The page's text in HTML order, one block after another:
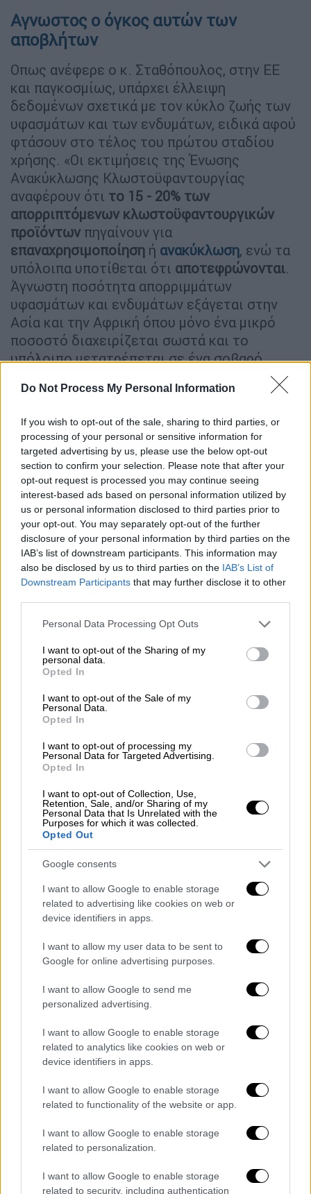
Do Not Process My Personal Information
If you wish to opt-out of the sale, sharing to third parties, or
processing of your personal or sensitive information for
targeted advertising by us, please use the below opt-out
section to confirm your selection. Please note that after your
opt-out request is processed you may continue seeing
interest-based ads based on personal information utilized by
us or personal information disclosed to third parties prior to
your opt-out. You may separately opt-out of the further
disclosure of your personal information by third parties on the
IAB’s list of downstream participants. This information may
also be disclosed by us to third parties on the IAB’s List of
Downstream Participants that may further disclose it to other
Please note that this website/app uses one or more Google
not limited to your visit or usage behaviour. You may click to
grant or deny consent to Google and its third-party tags to
use your data for below specified purposes in below Google
consent section.
Personal Data Processing Opt Outs
I want to opt-out of the Sharing of my
personal data.
Opted In
I want to opt-out of the Sale of my
Personal Data.
Opted In
I want to opt-out of processing my
Personal Data for Targeted Advertising.
Opted In
I want to opt-out of Collection, Use,
Retention, Sale, and/or Sharing of my
Personal Data that Is Unrelated with the
Purposes for which it was collected.
Opted Out
Google consents
I want to allow Google to enable storage
related to advertising like cookies on web or
device identifiers in apps.
I want to allow my user data to be sent to
Google for online advertising purposes.
I want to allow Google to send me
personalized advertising.
I want to allow Google to enable storage
related to analytics like cookies on web or
device identifiers in apps.
I want to allow Google to enable storage
related to functionality of the website or app.
I want to allow Google to enable storage
related to personalization.
I want to allow Google to enable storage
related to security, including authentication
Αγνωστος ο όγκος αυτών των
αποβλήτων
Οπως ανέφερε ο κ. Σταθόπουλος, στην ΕΕ
και παγκοσμίως, υπάρχει έλλειψη
δεδομένων σχετικά με τον κύκλο ζωής των
υφασμάτων και των ενδυμάτων, ειδικά αφού
φτάσουν στο τέλος του πρώτου σταδίου
χρήσης. «Οι εκτιμήσεις της Ένωσης
Ανακύκλωσης Κλωστοϋφαντουργίας
αναφέρουν ότι το 15 - 20% των
απορριπτόμενων κλωστοϋφαντουργικών
προϊόντων πηγαίνουν για
επαναχρησιμοποίηση ή ανακύκλωση, ενώ τα
υπόλοιπα υποτίθεται ότι αποτεφρώνονται.
Άγνωστη ποσότητα απορριμμάτων
υφασμάτων και ενδυμάτων εξάγεται στην
Ασία και την Αφρική όπου μόνο ένα μικρό
ποσοστό διαχειρίζεται σωστά και το
υπόλοιπο μετατρέπεται σε ένα σοβαρό
ανακύκλωση, ο συντριπτικός όγκος
ακολουθεί το δρόμο της υποβαθμιστικής
ανακύκλωσης που τα μετατρέπει σε υλικά
μονώσεων, στουπιά, κλπ και υπολογίζεται
ότι μόνο το 1% ανακυκλώνεται με τη μορφή
ενός καινούριου ρούχου.
Ο ελληνικός νόμος και οι
καθυστερήσεις
Εως το τέλος του 2023 και στη χώρα μας οι
να οργανώσουν ΣυστήματαΕναλλακτικής
Διαχείρισηςγια τα απόβλητα της
κλωστουφαντουργίας και για το σύνολο της
ποσότητας που διαθέτουν στην αγορά.
Σύμφωνα με την
, πρόεδρο
της Ενωσης Διπλωματούχων Ελληνίδων
Μηχανικών και υπεύθυνη του έργου
Uptextile, η νομοθεσία απαγορεύει την
κλωστουφαντουργίας. Ετσι, προιόντα που
δεν είναι κατάλληλα προς πώληση π.χ.
εξαιτίας ελαττωμάτων ή λαθών,
υποχρεωτικά θα πρέπει να οδηγούνται προς
ανακύκλωση ή ανάκτηση με ευθύνη των
παραγωγών, των εισαγωγέων και των
διανομέων.
Ωστόσο παρά το γεγονός ότι ο νόμος 4819
ψηφίστηκε το 2021,ακόμα και σήμερα δεν
προβλεπόμενη Κοινή Υπουργική Απόφαση
προκειμένου να εφαρμοστούν οι προβλέψεις
του για την κλωστουφαντουργία και τα
απόβλητά της. Ετσι, από την διετία της
προσαρμογής στις αλλαγές, οι οποίες είναι
μεγάλες έχει ήδη φαγωθεί ο ένας χρόνος
χωρίς να έχει εκδοθεί η απόφαση.
Πιέζει για την ΚΥΑ ο κλάδος
βρίσκεται και ο κλάδος της